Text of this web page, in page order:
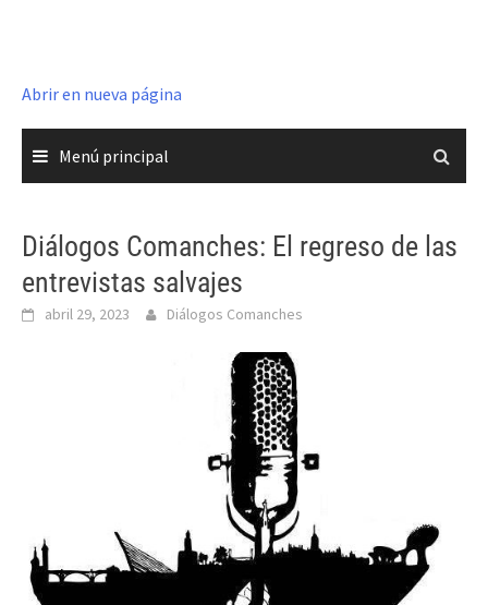
Abrir en nueva página
Menú principal
Diálogos Comanches: El regreso de las
entrevistas salvajes
abril 29, 2023 Diálogos Comanches